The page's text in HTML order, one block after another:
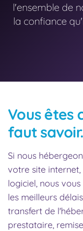
l'ensemble de
la confiance
Vous êtes
faut savoir.
Si nous
votre site
logiciel, nous
les meilleurs
transfert de
prestataire,